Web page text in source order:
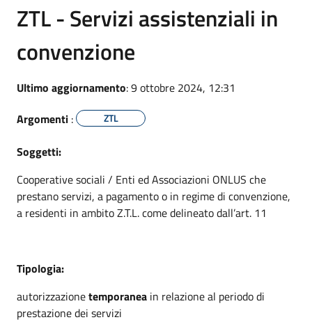
ZTL - Servizi assistenziali in
convenzione
Ultimo aggiornamento: 9 ottobre 2024, 12:31
Argomenti : ZTL
Soggetti:
Cooperative sociali / Enti ed Associazioni ONLUS che
prestano servizi, a pagamento o in regime di convenzione,
a residenti in ambito Z.T.L. come delineato dall’art. 11
Tipologia:
autorizzazionetemporanea in relazione al periodo di
prestazione dei servizi